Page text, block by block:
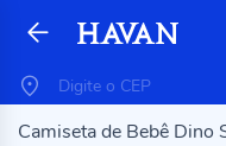
Camiseta de Bebê Dino